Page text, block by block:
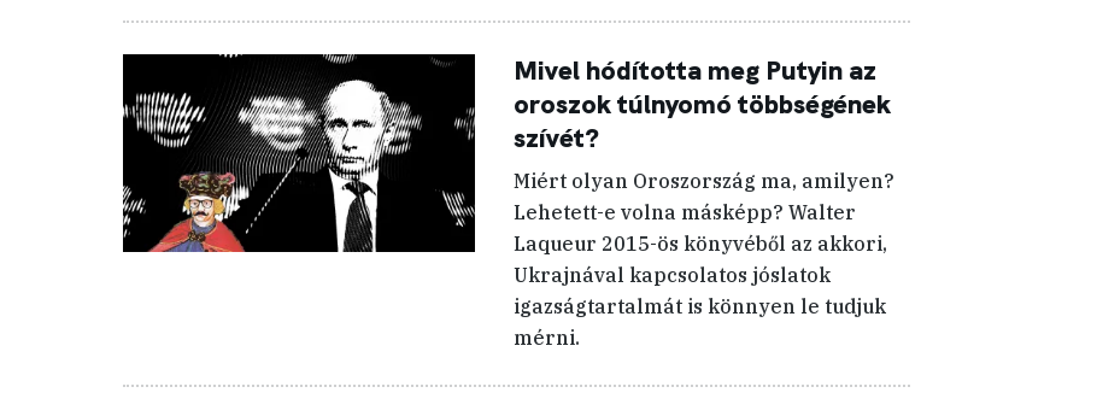
Mivel hódította meg Putyin az
oroszok túlnyomó többségének
szívét?
Miért olyan Oroszország ma, amilyen?
Lehetett-e volna másképp? Walter
Laqueur 2015-ös könyvéből az akkori,
Ukrajnával kapcsolatos jóslatok
igazságtartalmát is könnyen le tudjuk
mérni.